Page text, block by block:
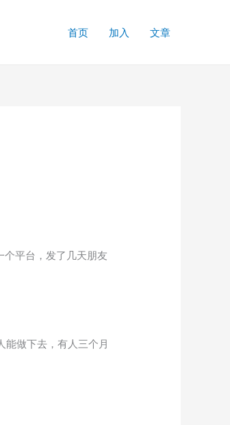
首页 加入 文章
个平台，发了几天朋友
做下去，有人三个月